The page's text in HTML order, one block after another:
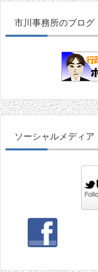
市川事務所のブログ
ソーシャルメディア